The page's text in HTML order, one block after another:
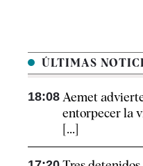
ÚLTIMAS
18:08 Aemet
entorpecer la
[...]